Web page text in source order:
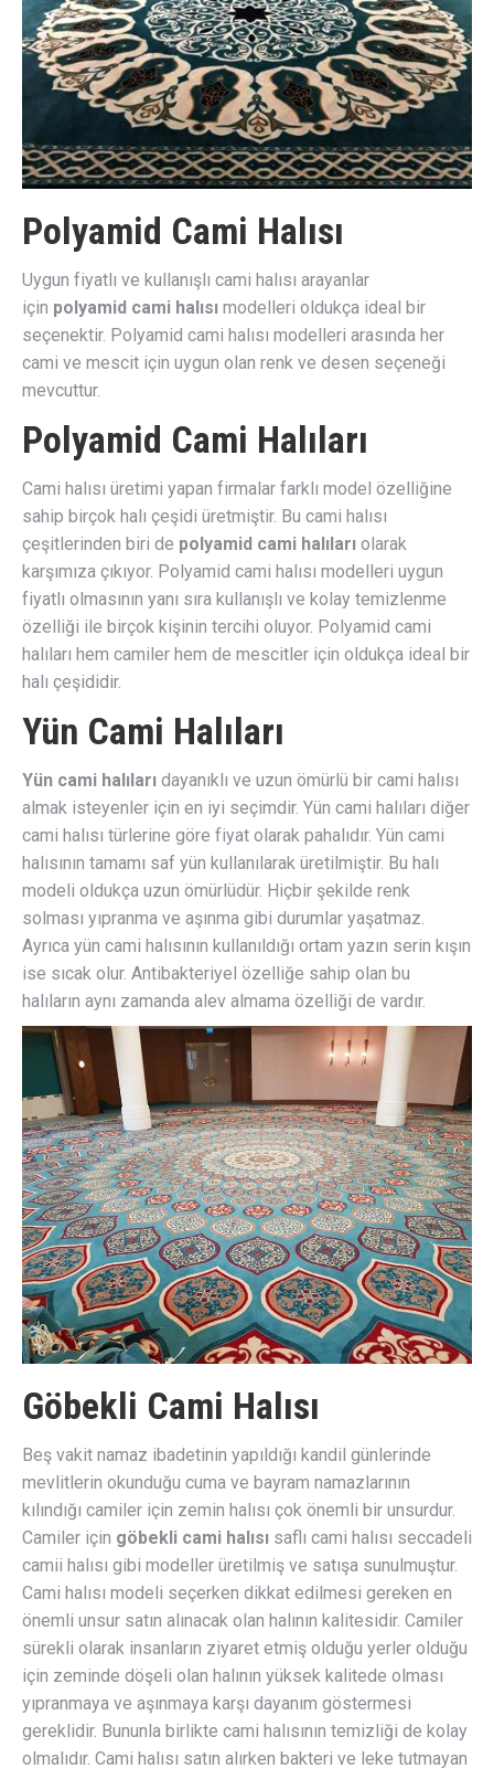
Polyamid Cami Halısı
Uygun fiyatlı ve kullanışlı cami halısı arayanlar
için polyamid cami halısı modelleri oldukça ideal bir
seçenektir. Polyamid cami halısı modelleri arasında her
cami ve mescit için uygun olan renk ve desen seçeneği
mevcuttur.
Polyamid Cami Halıları
Cami halısı üretimi yapan firmalar farklı model özelliğine
sahip birçok halı çeşidi üretmiştir. Bu cami halısı
çeşitlerinden biri de polyamid cami halıları olarak
karşımıza çıkıyor. Polyamid cami halısı modelleri uygun
fiyatlı olmasının yanı sıra kullanışlı ve kolay temizlenme
özelliği ile birçok kişinin tercihi oluyor. Polyamid cami
halıları hem camiler hem de mescitler için oldukça ideal bir
halı çeşididir.
Yün Cami Halıları
Yün cami halıları dayanıklı ve uzun ömürlü bir cami halısı
almak isteyenler için en iyi seçimdir. Yün cami halıları diğer
cami halısı türlerine göre fiyat olarak pahalıdır. Yün cami
halısının tamamı saf yün kullanılarak üretilmiştir. Bu halı
modeli oldukça uzun ömürlüdür. Hiçbir şekilde renk
solması yıpranma ve aşınma gibi durumlar yaşatmaz.
Ayrıca yün cami halısının kullanıldığı ortam yazın serin kışın
ise sıcak olur. Antibakteriyel özelliğe sahip olan bu
halıların aynı zamanda alev almama özelliği de vardır.
Göbekli Cami Halısı
Beş vakit namaz ibadetinin yapıldığı kandil günlerinde
mevlitlerin okunduğu cuma ve bayram namazlarının
kılındığı camiler için zemin halısı çok önemli bir unsurdur.
Camiler için göbekli cami halısı saflı cami halısı seccadeli
camii halısı gibi modeller üretilmiş ve satışa sunulmuştur.
Cami halısı modeli seçerken dikkat edilmesi gereken en
önemli unsur satın alınacak olan halının kalitesidir. Camiler
sürekli olarak insanların ziyaret etmiş olduğu yerler olduğu
için zeminde döşeli olan halının yüksek kalitede olması
yıpranmaya ve aşınmaya karşı dayanım göstermesi
gereklidir. Bununla birlikte cami halısının temizliği de kolay
olmalıdır. Cami halısı satın alırken bakteri ve leke tutmayan